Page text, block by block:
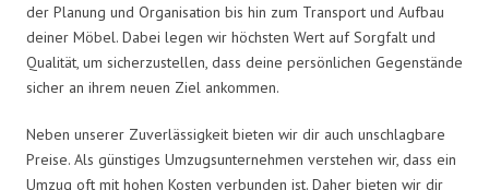
der Planung und Organisation bis hin zum Transport und Aufbau
deiner Möbel. Dabei legen wir höchsten Wert auf Sorgfalt und
Qualität, um sicherzustellen, dass deine persönlichen Gegenstände
sicher an ihrem neuen Ziel ankommen.
Neben unserer Zuverlässigkeit bieten wir dir auch unschlagbare
Preise. Als günstiges Umzugsunternehmen verstehen wir, dass ein
Umzug oft mit hohen Kosten verbunden ist. Daher bieten wir dir